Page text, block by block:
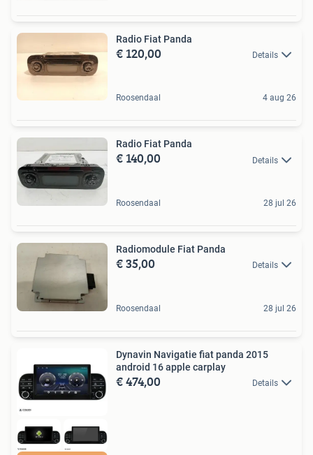
Radio Fiat Panda
€ 120,00 Details
Roosendaal 4 aug 26
Radio Fiat Panda
€ 140,00 Details
Roosendaal 28 jul 26
Radiomodule Fiat Panda
€ 35,00 Details
Roosendaal 28 jul 26
Dynavin Navigatie fiat panda 2015
android 16 apple carplay
€ 474,00 Details